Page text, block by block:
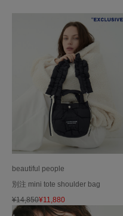
beautiful people
別注 mini tote shoulder bag
¥14,850¥11,880